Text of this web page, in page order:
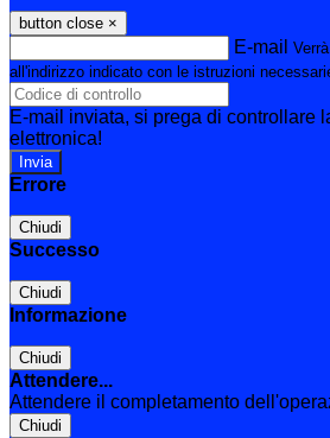
button close ×
E-mail
all'indirizzo indicato con le istruzioni
E-mail inviata, si prega di controllare
elettronica!
Errore
Chiudi
Successo
Chiudi
Informazione
Chiudi
Attendere...
Attendere il completamento
Chiudi